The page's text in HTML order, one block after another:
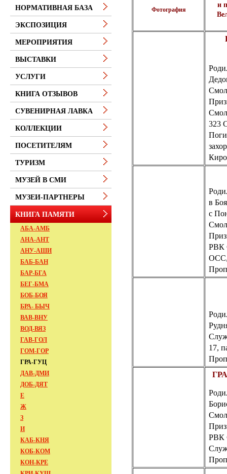
Фотография
и
323
в
с
РВК
ОСС
17,
РВК
НОРМАТИВНАЯ БАЗА
ЭКСПОЗИЦИЯ
МЕРОПРИЯТИЯ
ВЫСТАВКИ
УСЛУГИ
КНИГА ОТЗЫВОВ
СУВЕНИРНАЯ ЛАВКА
КОЛЛЕКЦИИ
ПОСЕТИТЕЛЯМ
ТУРИЗМ
МУЗЕЙ В СМИ
МУЗЕИ-ПАРТНЕРЫ
КНИГА ПАМЯТИ
АБА-АМБ
АНА-АНТ
АНУ-АШИ
БАБ-БАН
БАР-БГА
БЕГ-БМА
БОБ-БОЯ
БРА- БЫЧ
ВАВ-ВНУ
ВОД-ВЯЗ
ГАВ-ГОЛ
ГОМ-ГОР
ГРА-ГУЦ
ДАВ-ДМИ
ДОБ-ДЯТ
Е
Ж
З
И
КАБ-КНЯ
КОБ-КОМ
КОН-КРЕ